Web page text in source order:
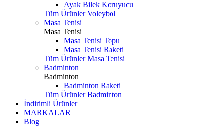
Ayak Bilek Koruyucu
Tüm Ürünler Voleybol
Masa Tenisi
Masa Tenisi
Masa Tenisi Topu
Masa Tenisi Raketi
Tüm Ürünler Masa Tenisi
Badminton
Badminton
Badminton Raketi
Tüm Ürünler Badminton
İndirimli Ürünler
MARKALAR
Blog